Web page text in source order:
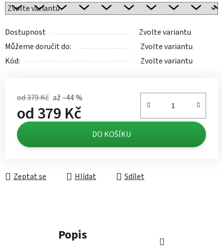
Dostupnost
Zvolte variantu
Můžeme doručit do:
Zvolte variantu
Kód:
Zvolte variantu
od 379 Kč až –44 %
od379 Kč
Měrná cena: DO KOŠÍKU
Zeptat se Hlídat Sdílet
Popis